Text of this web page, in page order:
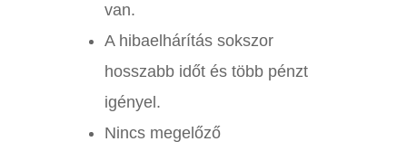
van.
A hibaelhárítás sokszor
hosszabb időt és több pénzt
igényel.
Nincs megelőző